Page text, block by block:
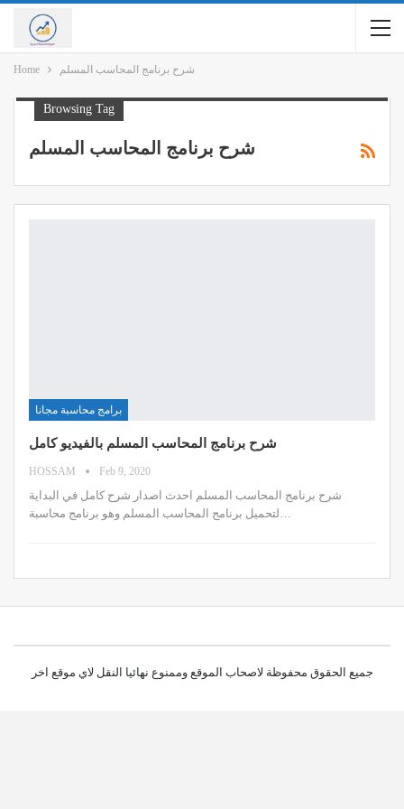
Home شرح برنامج المحاسب المسلم
Browsing Tag
شرح برنامج المحاسب المسلم
برامج محاسبة مجانا
شرح برنامج المحاسب المسلم بالفيديو كامل
HOSSAM Feb 9, 2020
شرح برنامج المحاسب المسلم احدث اصدار شرح كامل في البداية
جميع الحقوق محفوظة لاصحاب الموقع وممنوع نهائيا النقل لاي موقع اخر